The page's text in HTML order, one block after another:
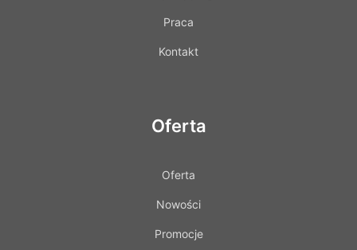
Praca
Kontakt
Oferta
Oferta
Nowości
Promocje